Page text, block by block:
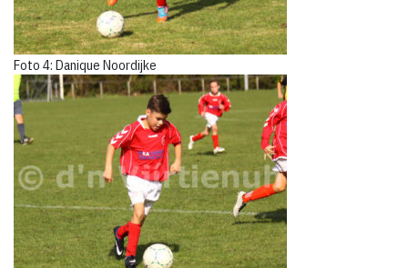
Foto 4: Danique Noordijke